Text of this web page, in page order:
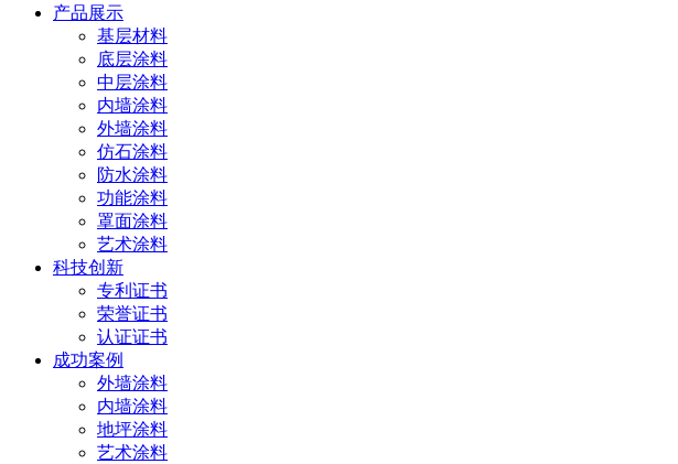
产品展示
基层材料
底层涂料
中层涂料
内墙涂料
外墙涂料
仿石涂料
防水涂料
功能涂料
罩面涂料
艺术涂料
科技创新
专利证书
荣誉证书
认证证书
成功案例
外墙涂料
内墙涂料
地坪涂料
艺术涂料